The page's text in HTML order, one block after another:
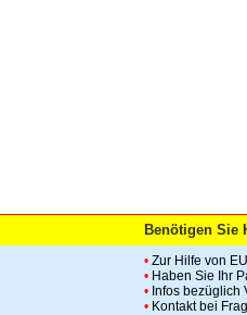
Benötigen Sie
• Zur Hilfe von
• Haben Sie Ihr
• Infos bezüglich
• Kontakt bei